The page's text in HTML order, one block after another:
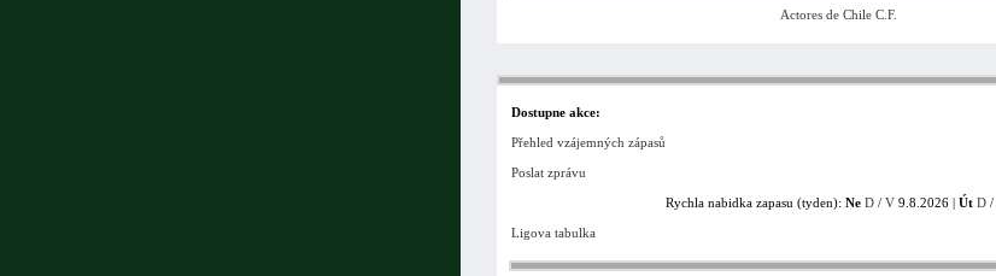
Actores de Chile C.F.
Dostupne akce:
Přehled vzájemných zápasů
Poslat zprávu
Rychla nabidka zapasu (tyden): Ne D/ V9.8.2026 | Út D/
Ligova tabulka